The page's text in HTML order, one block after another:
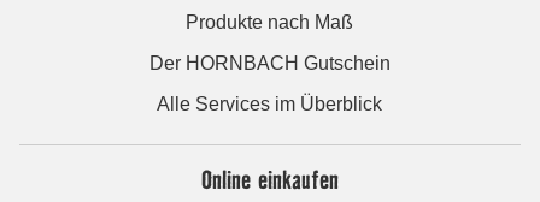
Produkte nach Maß
Der HORNBACH Gutschein
Alle Services im Überblick
Online einkaufen